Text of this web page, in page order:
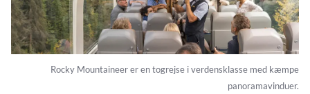
Rocky Mountaineer er en togrejse i verdensklasse med kæmpe
panoramavinduer.